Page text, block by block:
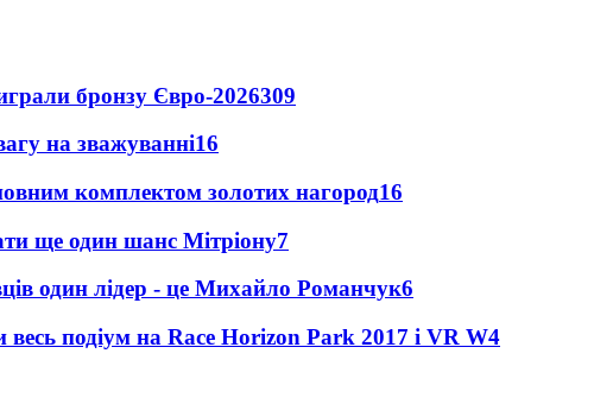
бронзу Євро-2026309
на зважуванні16
комплектом золотих нагород16
ще один шанс Мітріону7
один лідер - це Михайло Романчук6
весь подіум на Race Horizon Park 2017 і VR W4